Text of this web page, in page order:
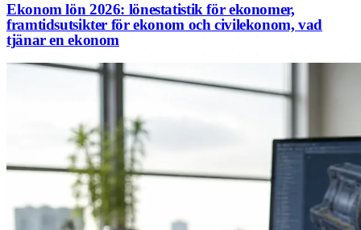
Ekonom lön 2026: lönestatistik för ekonomer,
framtidsutsikter för ekonom och civilekonom, vad
tjänar en ekonom